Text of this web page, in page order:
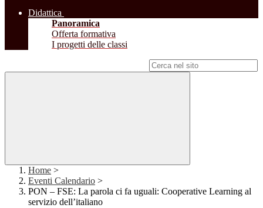
Didattica
Panoramica
Offerta formativa
I progetti delle classi
Home >
Eventi Calendario >
PON – FSE: La parola ci fa uguali: Cooperative Learning al
servizio dell’italiano